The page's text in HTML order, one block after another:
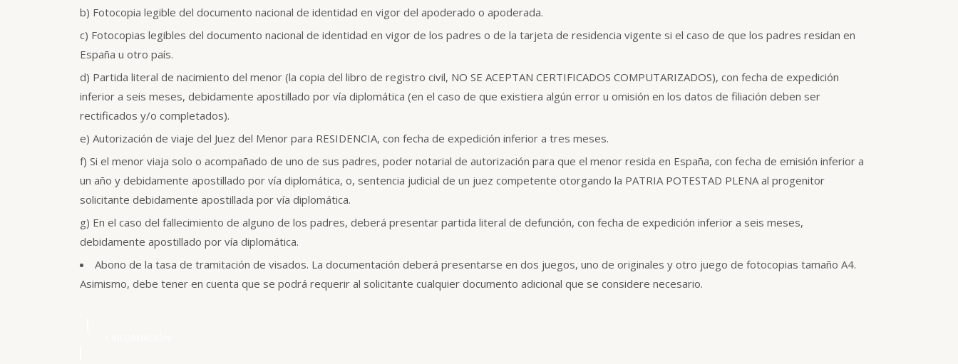
b) Fotocopia legible del documento nacional de identidad en vigor del apoderado o apoderada.
c) Fotocopias legibles del documento nacional de identidad en vigor de los padres o de la tarjeta de residencia vigente si el caso de que los padres residan en
España u otro país.
d) Partida literal de nacimiento del menor (la copia del libro de registro civil, NO SE ACEPTAN CERTIFICADOS COMPUTARIZADOS), con fecha de expedición
inferior a seis meses, debidamente apostillado por vía diplomática (en el caso de que existiera algún error u omisión en los datos de filiación deben ser
rectificados y/o completados).
e) Autorización de viaje del Juez del Menor para RESIDENCIA, con fecha de expedición inferior a tres meses.
f) Si el menor viaja solo o acompañado de uno de sus padres, poder notarial de autorización para que el menor resida en España, con fecha de emisión inferior a
un año y debidamente apostillado por vía diplomática, o, sentencia judicial de un juez competente otorgando la PATRIA POTESTAD PLENA al progenitor
solicitante debidamente apostillada por vía diplomática.
g) En el caso del fallecimiento de alguno de los padres, deberá presentar partida literal de defunción, con fecha de expedición inferior a seis meses,
debidamente apostillado por vía diplomática.
Abono de la tasa de tramitación de visados. La documentación deberá presentarse en dos juegos, uno de originales y otro juego de fotocopias tamaño A4.
Asimismo, debe tener en cuenta que se podrá requerir al solicitante cualquier documento adicional que se considere necesario.